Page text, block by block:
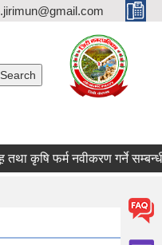
फर्म नवीकरण गर्ने सम्बन्धी